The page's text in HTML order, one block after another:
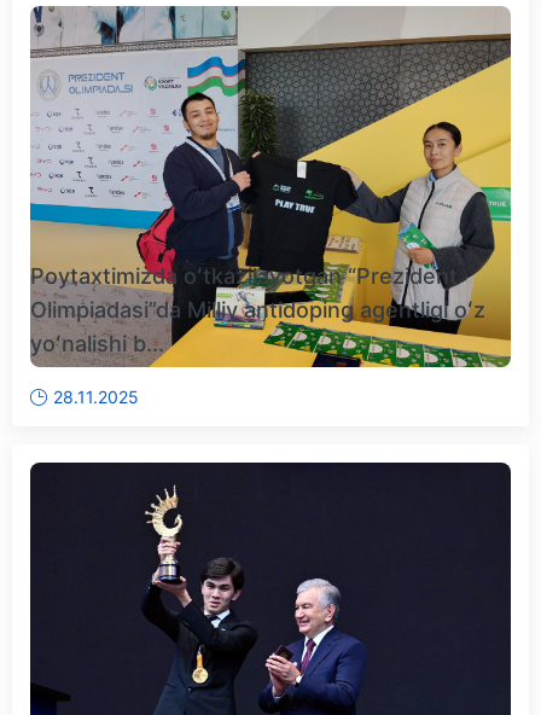
Poytaxtimizda oʻtkazilayotgan “Prezident
Olimpiadasi”da Milliy antidoping agentligi oʻz
yoʻnalishi b...
28.11.2025